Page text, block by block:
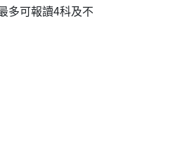
多可報讀4科及不